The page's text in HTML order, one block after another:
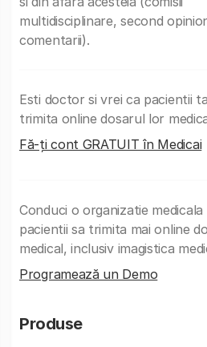
multidisciplinare, second
comentarii).
Esti doctor si vrei ca pacientii
trimita online dosarul lor
Fă-ți cont GRATUIT în Medicai
Conduci o organizatie medicala
pacientii sa trimita mai online
medical, inclusiv imagistica
Programează un Demo
Produse